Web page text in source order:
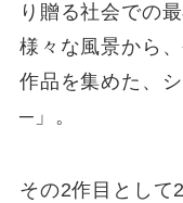
り贈る社会での
様々な風景から
作品を集めた、
─」。
その2作目として